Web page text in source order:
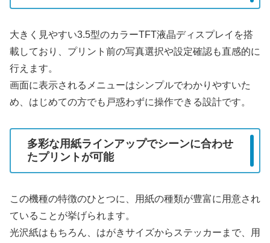
大きく見やすい3.5型のカラーTFT液晶ディスプレイを搭
載しており、プリント前の写真選択や設定確認も直感的に
行えます。
画面に表示されるメニューはシンプルでわかりやすいた
め、はじめての方でも戸惑わずに操作できる設計です。
多彩な用紙ラインアップでシーンに合わせ
たプリントが可能
この機種の特徴のひとつに、用紙の種類が豊富に用意され
ていることが挙げられます。
光沢紙はもちろん、はがきサイズからステッカーまで、用